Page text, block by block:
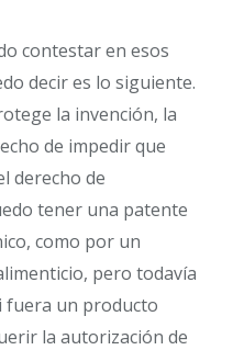
contestar en esos
decir es lo siguiente.
la invención, la
de impedir que
derecho de
tener una patente
como por un
pero todavía
fuera un producto
la autorización de